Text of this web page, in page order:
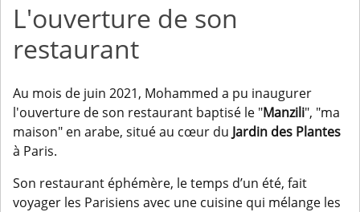
L'ouverture de son
restaurant
Au mois de juin 2021, Mohammed a pu inaugurer
l'ouverture de son restaurant baptisé le "Manzili", "ma
maison" en arabe, situé au cœur du Jardin des Plantes
à Paris.
Son restaurant éphémère, le temps d’un été, fait
voyager les Parisiens avec une cuisine qui mélange les